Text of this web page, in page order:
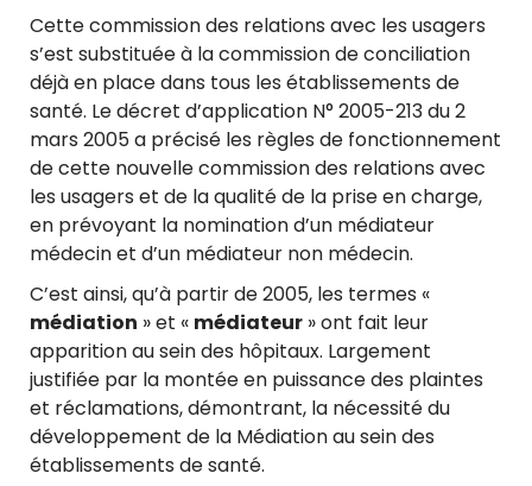
Cette commission des relations avec les usagers
s’est substituée à la commission de conciliation
déjà en place dans tous les établissements de
santé. Le décret d’application N° 2005-213 du 2
mars 2005 a précisé les règles de fonctionnement
de cette nouvelle commission des relations avec
les usagers et de la qualité de la prise en charge,
en prévoyant la nomination d’un médiateur
médecin et d’un médiateur non médecin.
C’est ainsi, qu’à partir de 2005, les termes «
médiation » et « médiateur » ont fait leur
apparition au sein des hôpitaux. Largement
justifiée par la montée en puissance des plaintes
et réclamations, démontrant, la nécessité du
développement de la Médiation au sein des
établissements de santé.